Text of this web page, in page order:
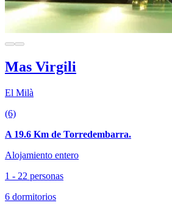
Mas Virgili
El Milà
(6)
A 19.6 Km de Torredembarra.
Alojamiento entero
1 - 22 personas
6 dormitorios